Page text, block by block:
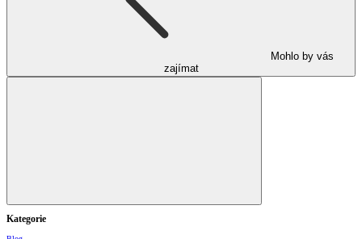
Mohlo by vás
zajímat
Kategorie